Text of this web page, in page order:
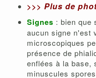
>>> Plus de
Signes : bien que
aucun signe n'est
microscopiques
présence de
enflées à la base,
minuscules